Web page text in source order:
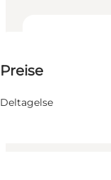
Preise
Deltagelse